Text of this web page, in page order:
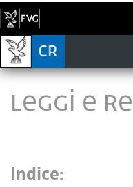
LEGGI E
Indice: